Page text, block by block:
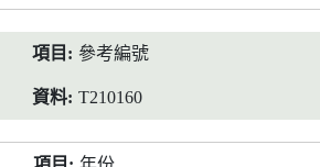
參考編號
T210160